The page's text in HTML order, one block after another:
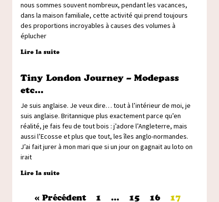
nous sommes souvent nombreux, pendant les vacances,
dans la maison familiale, cette activité qui prend toujours
des proportions incroyables à causes des volumes à
éplucher
Lire la suite
Tiny London Journey – Modepass
etc…
Je suis anglaise. Je veux dire… tout à l’intérieur de moi, je
suis anglaise. Britannique plus exactement parce qu’en
réalité, je fais feu de tout bois : j’adore l’Angleterre, mais
aussi l’Ecosse et plus que tout, les îles anglo-normandes.
J’ai fait jurer à mon mari que si un jour on gagnait au loto on
irait
Lire la suite
« Précédent 1 … 15 16 17